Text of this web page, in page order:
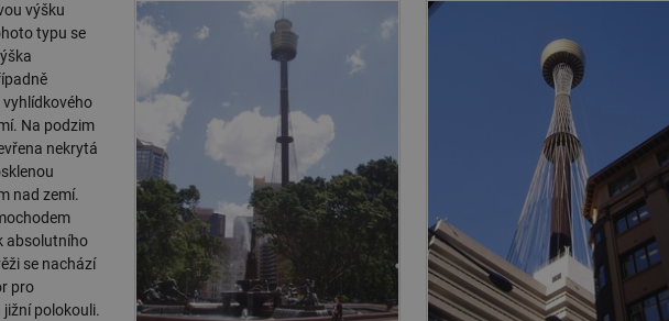
výšku
typu se
Na podzim
nekrytá
nad zemí.
absolutního
se nachází
pro
jižní polokouli.